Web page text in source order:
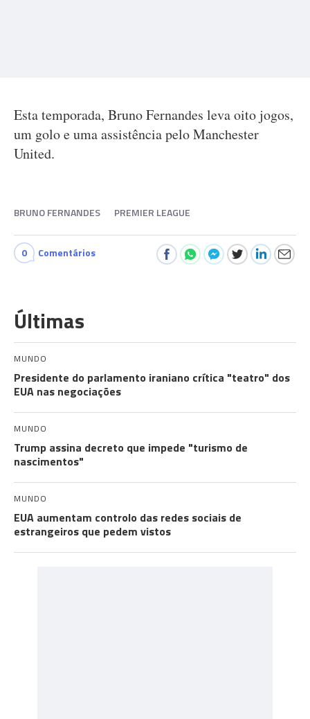
Esta temporada, Bruno Fernandes leva oito jogos,
um golo e uma assistência pelo Manchester
United.
BRUNO FERNANDES PREMIER LEAGUE
0 Comentários
Últimas
MUNDO
Presidente do parlamento iraniano crítica "teatro" dos
EUA nas negociações
MUNDO
Trump assina decreto que impede "turismo de
nascimentos"
MUNDO
EUA aumentam controlo das redes sociais de
estrangeiros que pedem vistos